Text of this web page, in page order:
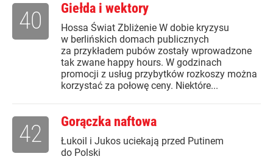
Giełda i wektory
Hossa Świat Zbliżenie W dobie kryzysu
w berlińskich domach publicznych
za przykładem pubów zostały wprowadzone
tak zwane happy hours. W godzinach
promocji z usług przybytków rozkoszy można
korzystać za połowę ceny. Niektóre...
40
Gorączka naftowa
Łukoil i Jukos uciekają przed Putinem
do Polski
42